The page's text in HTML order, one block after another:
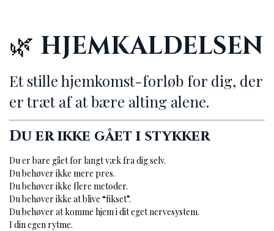
🌿 HJEMKALDELSEN
Et stille hjemkomst-forløb for dig, der
er træt af at bære alting alene.
Du er ikke gået i stykker
Du er bare gået for langt væk fra dig selv.
Du behøver ikke mere pres.
Du behøver ikke flere metoder.
Du behøver ikke at blive “fikset”.
Du behøver at komme hjem i dit eget nervesystem.
I din egen rytme.